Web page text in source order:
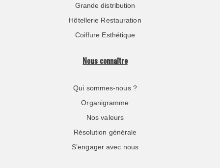
Grande distribution
Hôtellerie Restauration
Coiffure Esthétique
Nous connaître
Qui sommes-nous ?
Organigramme
Nos valeurs
Résolution générale
S’engager avec nous